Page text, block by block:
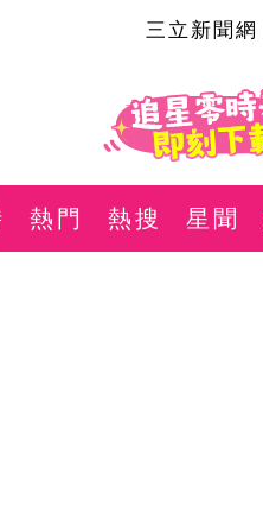
三立新聞網
熱門 熱搜 星聞